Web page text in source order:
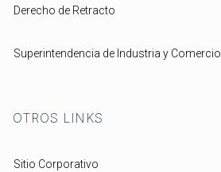
Derecho de Retracto
Superintendencia de Industria y Comercio
OTROS LINKS
Sitio Corporativo